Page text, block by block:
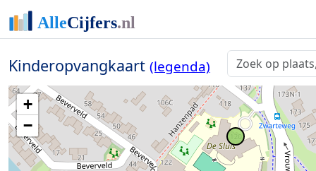
Kinderopvangkaart (legenda)
+
−